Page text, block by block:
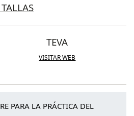
TEVA
VISITAR WEB
PARA LA PRÁCTICA DEL